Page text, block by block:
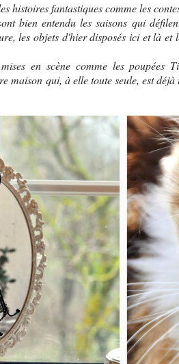
histoires fantastiques comme les
bien entendu les saisons qui
les objets d'hier disposés ici et là
en scène comme les poupées
maison qui, à elle toute seule, est